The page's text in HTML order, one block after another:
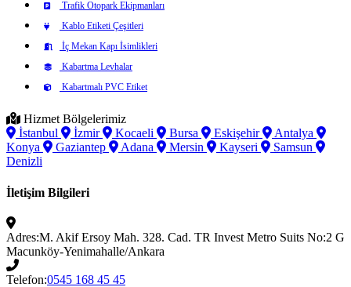
Trafik Otopark Ekipmanları
Kablo Etiketi Çeşitleri
İç Mekan Kapı İsimlikleri
Kabartma Levhalar
Kabartmalı PVC Etiket
Hizmet Bölgelerimiz
İstanbul
İzmir Kocaeli Bursa Eskişehir
Antalya
Konya
Gaziantep Adana Mersin Kayseri
Samsun
Denizli
İletişim Bilgileri
Adres:M. Akif Ersoy Mah. 328. Cad. TR Invest Metro Suits No:2 G
Macunköy-Yenimahalle/Ankara
Telefon:0545 168 45 45